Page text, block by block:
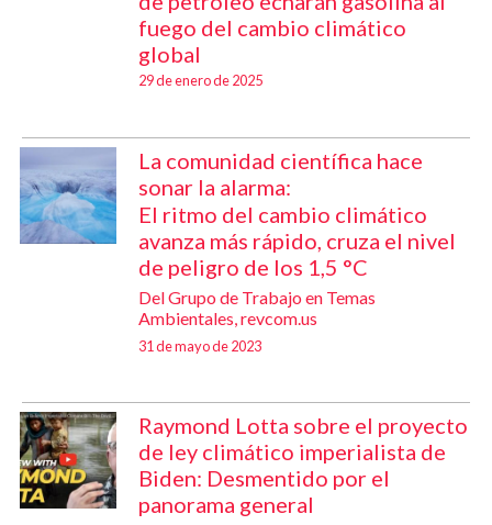
fuego del cambio climático
global
29 de enero de 2025
La comunidad científica hace
sonar la alarma:
El ritmo del cambio climático
avanza más rápido, cruza el nivel
de peligro de los 1,5 °C
Del Grupo de Trabajo en Temas
Ambientales, revcom.us
31 de mayo de 2023
Raymond Lotta sobre el proyecto
de ley climático imperialista de
Biden: Desmentido por el
panorama general